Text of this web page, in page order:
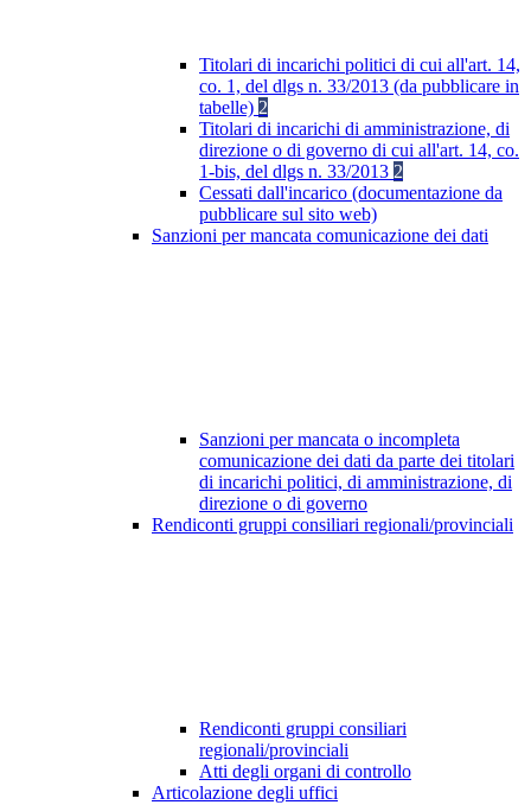
Titolari di incarichi politici di cui all'art. 14,
co. 1, del dlgs n. 33/2013 (da pubblicare in
tabelle) 2
Titolari di incarichi di amministrazione, di
direzione o di governo di cui all'art. 14, co.
1-bis, del dlgs n. 33/2013 2
Cessati dall'incarico (documentazione da
pubblicare sul sito web)
Sanzioni per mancata comunicazione dei dati
Sanzioni per mancata o incompleta
comunicazione dei dati da parte dei titolari
di incarichi politici, di amministrazione, di
direzione o di governo
Rendiconti gruppi consiliari regionali/provinciali
Rendiconti gruppi consiliari
regionali/provinciali
Atti degli organi di controllo
Articolazione degli uffici